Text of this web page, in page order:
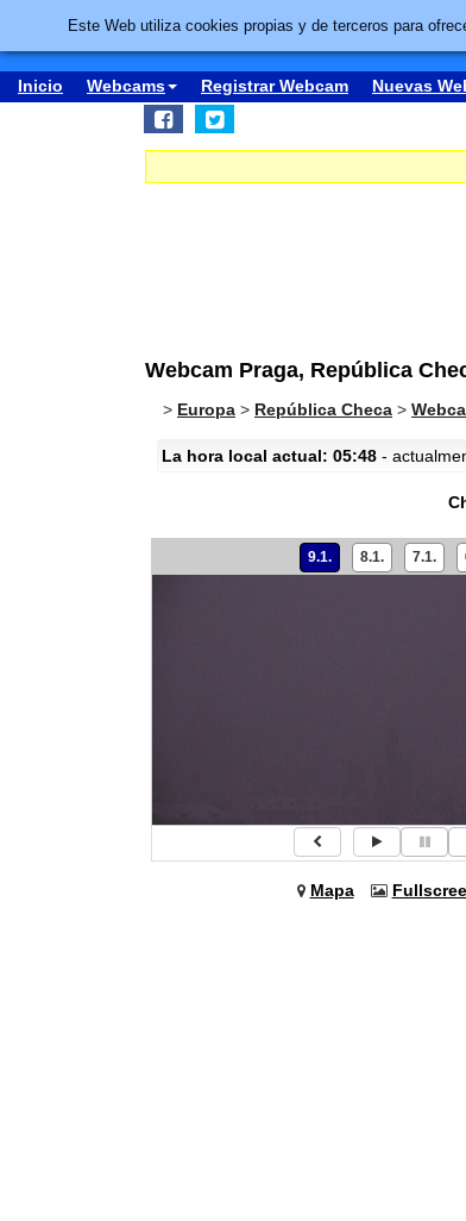
Inicio Webcams Registrar Webcam Nuevas
Webcam Praga, República
> Europa > República Checa >
La hora local actual: 05:48 -
9.1. 8.1. 7.1.
Mapa
Este Web utiliza cookies propias y de terceros para